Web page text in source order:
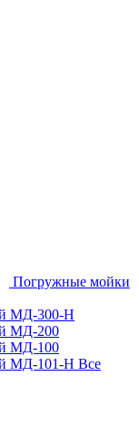
Погружные мойки
МД-300-H
МД-200
МД-100
МД-101-Н Все